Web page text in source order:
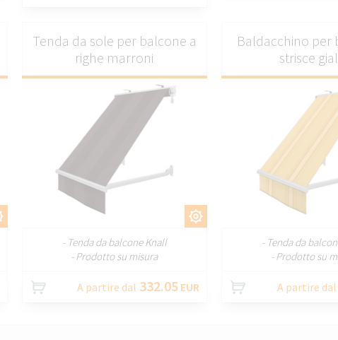
Tenda da sole per balcone a
righe marroni
- Tenda da balcone Knall
- Prodotto su misura
A partire dal 332.05 EUR
Baldacchino per
strisce
- Tenda da
- Prodotto su
A partire dal